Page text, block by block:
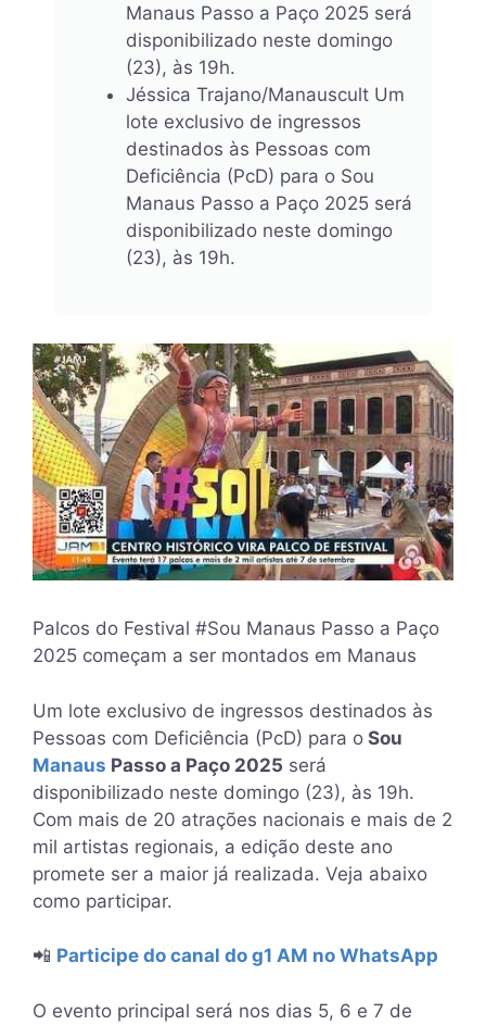
Manaus Passo a Paço 2025 será
disponibilizado neste domingo
(23), às 19h.
Jéssica Trajano/Manauscult Um
lote exclusivo de ingressos
destinados às Pessoas com
Deficiência (PcD) para o Sou
Manaus Passo a Paço 2025 será
disponibilizado neste domingo
(23), às 19h.
Palcos do Festival #Sou Manaus Passo a Paço
2025 começam a ser montados em Manaus
Um lote exclusivo de ingressos destinados às
Pessoas com Deficiência (PcD) para o Sou
Manaus Passo a Paço 2025 será
disponibilizado neste domingo (23), às 19h.
Com mais de 20 atrações nacionais e mais de 2
mil artistas regionais, a edição deste ano
promete ser a maior já realizada. Veja abaixo
como participar.
​​📲 Participe do canal do g1 AM no WhatsApp
O evento principal será nos dias 5, 6 e 7 de